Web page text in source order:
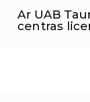
Ar UAB
centras